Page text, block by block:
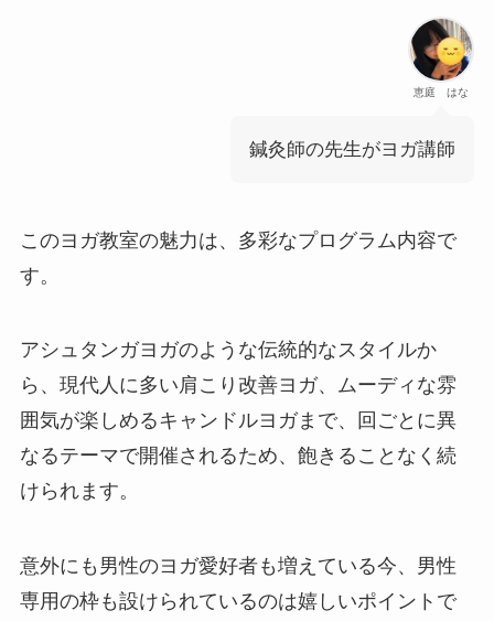
恵庭 はな
鍼灸師の先生がヨガ講師
このヨガ教室の魅力は、多彩なプログラム内容で
す。
アシュタンガヨガのような伝統的なスタイルか
ら、現代人に多い肩こり改善ヨガ、ムーディな雰
囲気が楽しめるキャンドルヨガまで、回ごとに異
なるテーマで開催されるため、飽きることなく続
けられます。
意外にも男性のヨガ愛好者も増えている今、男性
専用の枠も設けられているのは嬉しいポイントで